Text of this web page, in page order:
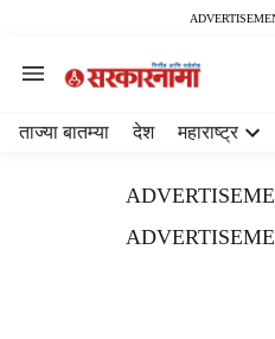
ताज्या बातम्या देश महाराष्ट्र